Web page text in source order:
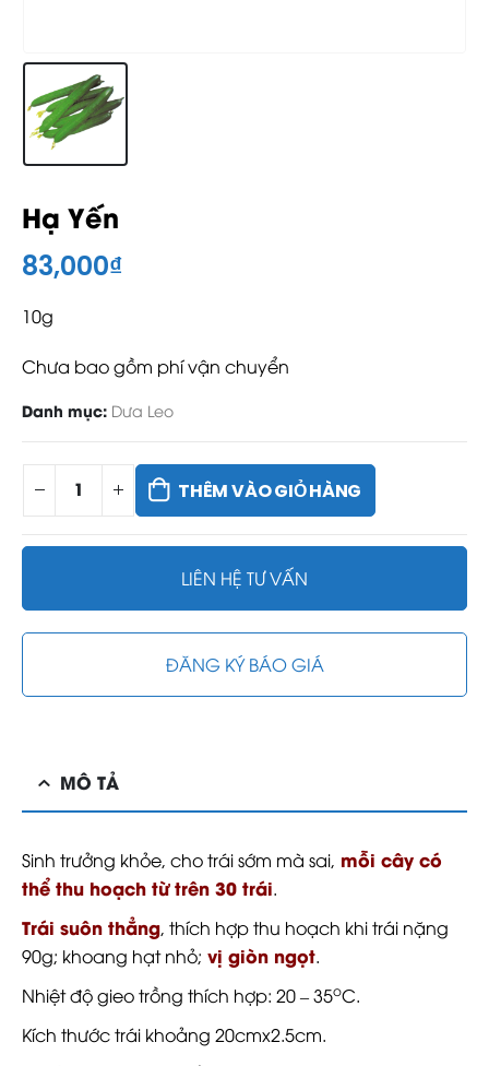
Hạ Yến
83,000₫
10g
Chưa bao gồm phí vận chuyển
Danh mục: Dưa Leo
THÊM VÀO GIỎ HÀNG
LIÊN HỆ TƯ VẤN
ĐĂNG KÝ BÁO GIÁ
MÔ TẢ
Sinh trưởng khỏe, cho trái sớm mà sai, mỗi cây có
thể thu hoạch từ trên 30 trái.
Trái suôn thẳng, thích hợp thu hoạch khi trái nặng
90g; khoang hạt nhỏ; vị giòn ngọt.
Nhiệt độ gieo trồng thích hợp: 20 – 35oC.
Kích thước trái khoảng 20cmx2.5cm.